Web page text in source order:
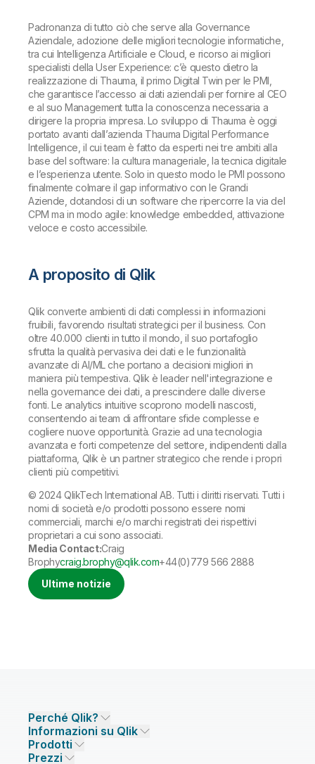
Padronanza di tutto ciò che serve alla Governance
Aziendale, adozione delle migliori tecnologie informatiche,
tra cui Intelligenza Artificiale e Cloud, e ricorso ai migliori
specialisti della User Experience: c’è questo dietro la
realizzazione di Thauma, il primo Digital Twin per le PMI,
che garantisce l’accesso ai dati aziendali per fornire al CEO
e al suo Management tutta la conoscenza necessaria a
dirigere la propria impresa. Lo sviluppo di Thauma è oggi
portato avanti dall’azienda Thauma Digital Performance
Intelligence, il cui team è fatto da esperti nei tre ambiti alla
base del software: la cultura manageriale, la tecnica digitale
e l’esperienza utente. Solo in questo modo le PMI possono
finalmente colmare il gap informativo con le Grandi
Aziende, dotandosi di un software che ripercorre la via del
CPM ma in modo agile: knowledge embedded, attivazione
veloce e costo accessibile.
A proposito di Qlik
Qlik converte ambienti di dati complessi in informazioni
fruibili, favorendo risultati strategici per il business. Con
oltre 40.000 clienti in tutto il mondo, il suo portafoglio
sfrutta la qualità pervasiva dei dati e le funzionalità
avanzate di AI/ML che portano a decisioni migliori in
maniera più tempestiva. Qlik è leader nell'integrazione e
nella governance dei dati, a prescindere dalle diverse
fonti. Le analytics intuitive scoprono modelli nascosti,
consentendo ai team di affrontare sfide complesse e
cogliere nuove opportunità. Grazie ad una tecnologia
avanzata e forti competenze del settore, indipendenti dalla
piattaforma, Qlik è un partner strategico che rende i propri
clienti più competitivi.
© 2024 QlikTech International AB. Tutti i diritti riservati. Tutti i
nomi di società e/o prodotti possono essere nomi
commerciali, marchi e/o marchi registrati dei rispettivi
proprietari a cui sono associati.
Media Contact:Craig
Brophycraig.brophy@qlik.com+44(0)779 566 2888
Ultime notizie
Perché Qlik?
Perché Qlik
Affidabilità e sicurezza
Affidabilità e privacy
Informazioni su Qlik
Azienda
Opportunità di lavoro
Prodotti
INTEGRAZIONE E QUALITÀ DEI DATI
Prezzi